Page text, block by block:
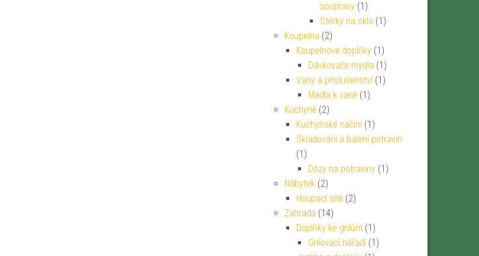
soupravy (1)
Stěrky na sklo (1)
Koupelna (2)
Koupelnové doplňky (1)
Dávkovače mýdla (1)
Vany a příslušenství (1)
Madla k vaně (1)
Kuchyně (2)
Kuchyňské náčiní (1)
Skladování a balení potravin
(1)
Dózy na potraviny (1)
Nábytek (2)
Houpací sítě (2)
Zahrada (14)
Doplňky ke grilům (1)
Grilovací nářadí (1)